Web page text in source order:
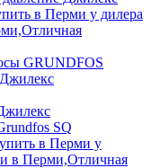
в Перми у дилера
GRUNDFOS
SQ
в Перми у
в Перми,Отличная